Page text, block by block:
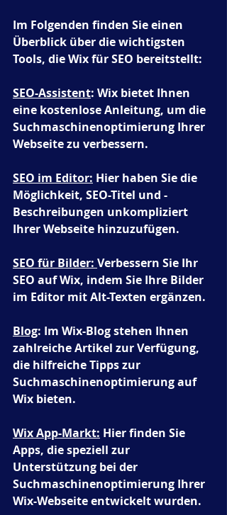
Im Folgenden finden Sie einen
Überblick über die wichtigsten
Tools, die Wix für SEO bereitstellt:
SEO-Assistent: Wix bietet Ihnen
eine kostenlose Anleitung, um die
Suchmaschinenoptimierung Ihrer
Webseite zu verbessern.
SEO im Editor: Hier haben Sie die
Möglichkeit, SEO-Titel und -
Beschreibungen unkompliziert
Ihrer Webseite hinzuzufügen.
SEO für Bilder: Verbessern Sie Ihr
SEO auf Wix, indem Sie Ihre Bilder
im Editor mit Alt-Texten ergänzen.
Blog: Im Wix-Blog stehen Ihnen
zahlreiche Artikel zur Verfügung,
die hilfreiche Tipps zur
Suchmaschinenoptimierung auf
Wix bieten.
Wix App-Markt: Hier finden Sie
Apps, die speziell zur
Unterstützung bei der
Suchmaschinenoptimierung Ihrer
Wix-Webseite entwickelt wurden.